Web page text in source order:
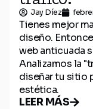
Jay Díez
Tienes mejor
diseño.
web anticuada
Analizamos la
diseñar tu sitio
estética.
LEER MÁS